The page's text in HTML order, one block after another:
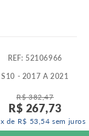
: 52106966
S10 - 2017 A 2021
R$ 382,47
R$ 267,73
x de R$ 53 54 sem juros